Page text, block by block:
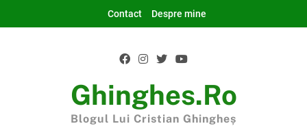
Contact Despre mine
Ghinghes.ro
Blogul Lui Cristian Ghingheș